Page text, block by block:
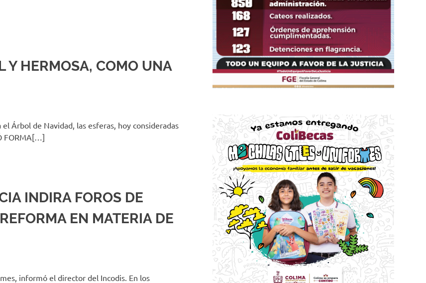
Y HERMOSA, COMO UNA
Árbol de Navidad, las esferas, hoy consideradas
FORMA[…]
INDIRA FOROS DE
EN MATERIA DE
informó el director del Incodis. En los